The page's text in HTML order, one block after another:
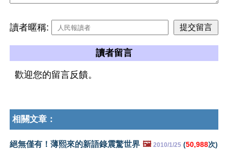
讀者暱稱:
讀者留言
歡迎您的留言反饋。
相關文章：
絕無僅有！薄熙來的新語錄震驚世界 🖼️ 2010/1/25 (50,988次)